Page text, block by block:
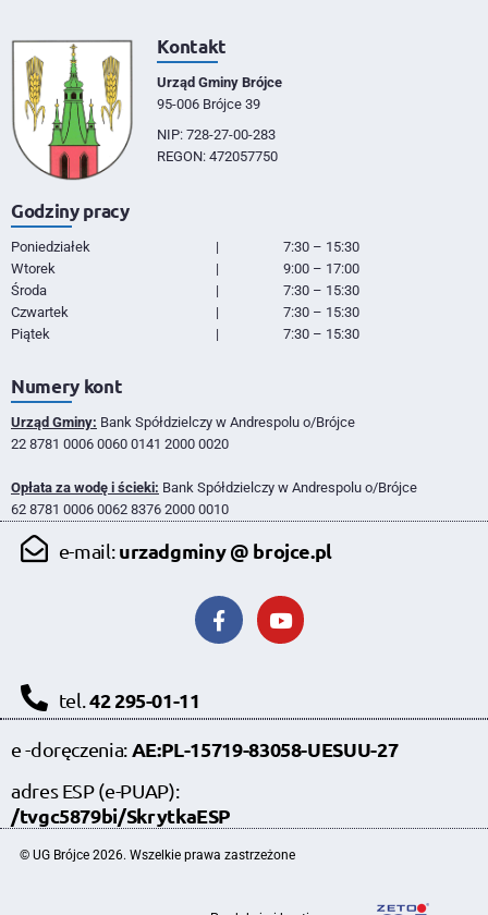
Kontakt
Urząd Gminy Brójce
95-006 Brójce 39
NIP: 728-27-00-283
REGON: 472057750
Godziny pracy
Poniedziałek |
7:30 – 15:30
Wtorek
|
9:00 – 17:00
Środa
|
7:30 – 15:30
Czwartek
|
7:30 – 15:30
Piątek
| 7:30 – 15:30
Numery kont
Urząd Gminy: Bank Spółdzielczy w Andrespolu o/Brójce
22 8781 0006 0060 0141 2000 0020
Opłata za wodę i ścieki: Bank Spółdzielczy w Andrespolu o/Brójce
62 8781 0006 0062 8376 2000 0010
e-mail:urzadgminy @ brojce.pl
tel. 42 295-01-11
e -doręczenia:AE:PL-15719-83058-UESUU-27
adres ESP (e-PUAP):
/tvgc5879bi/SkrytkaESP
© UG Brójce 2026. Wszelkie prawa zastrzeżone